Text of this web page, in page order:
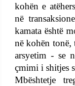
kohën e
në
kamata është
në kohën tonë,
arsyetim - se
çmimi i shitjes
Mbështetje